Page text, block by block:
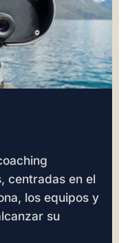
centradas en el
los equipos y
su